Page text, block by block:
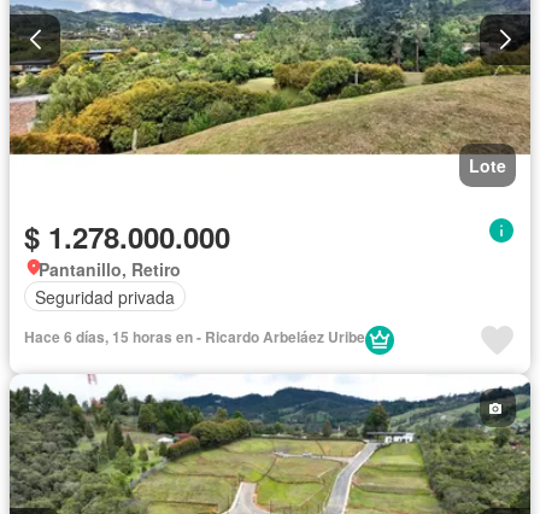
Lote
$ 1.278.000.000
Pantanillo, Retiro
Seguridad privada
Hace 6 días, 15 horas en - Ricardo Arbeláez Uribe